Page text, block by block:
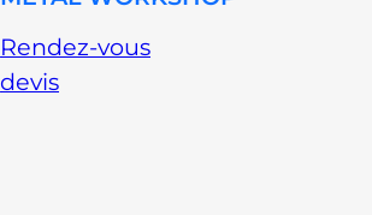
Rendez-vous
devis